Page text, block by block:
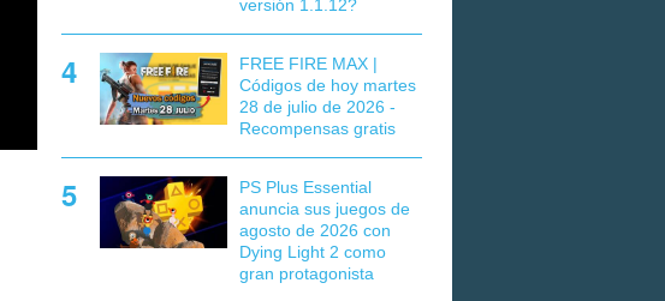
versión 1.1.12?
FREE FIRE MAX |
Códigos de hoy martes
28 de julio de 2026 -
Recompensas gratis
PS Plus Essential
anuncia sus juegos de
agosto de 2026 con
Dying Light 2 como
gran protagonista